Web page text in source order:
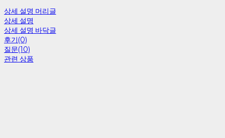
상세 설명 머리글
상세 설명
상세 설명 바닥글
후기(0)
질문(10)
관련 상품